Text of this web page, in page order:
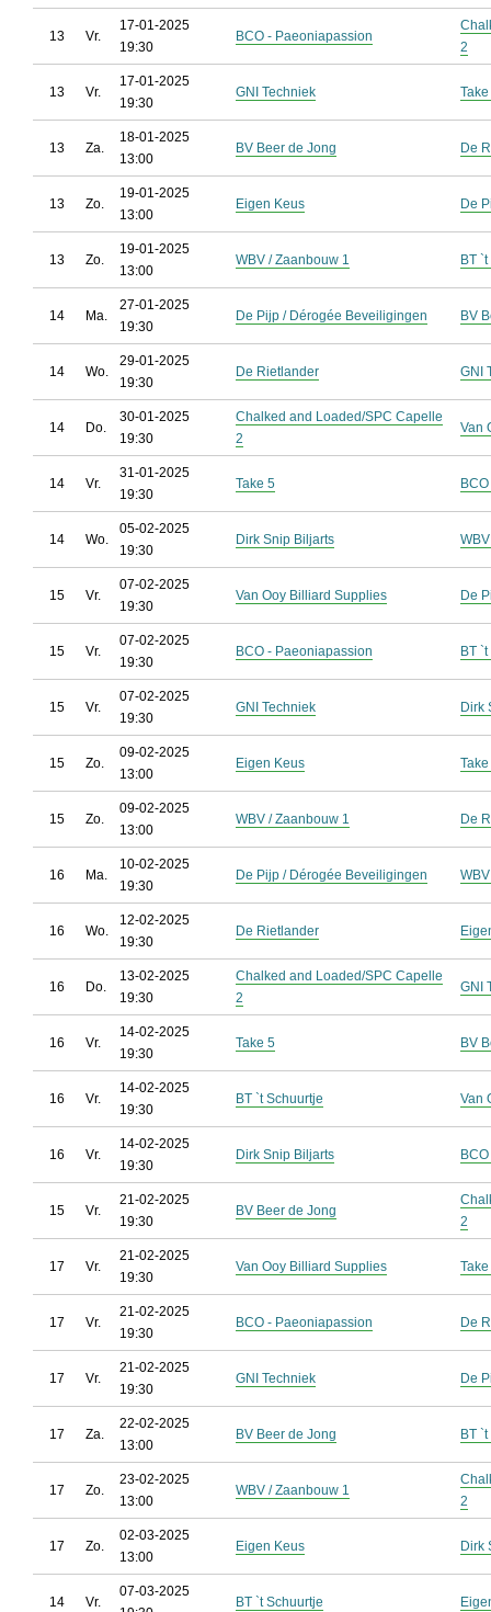
13 Vr.
17-01-2025
19:30
BCO - Paeoniapassion
2
13 Vr.
17-01-2025
19:30
GNI Techniek
13 Za.
18-01-2025
13:00
BV Beer de Jong De
13 Zo.
19-01-2025
13:00
Eigen Keus De
13 Zo.
19-01-2025
13:00
WBV / Zaanbouw 1 BT
14 Ma.
27-01-2025
19:30
De Pijp / Dérogée Beveiligingen BV
14 Wo.
29-01-2025
19:30
De Rietlander GNI
14 Do.
30-01-2025
19:30
Chalked and Loaded/SPC Capelle
2
Van
14 Vr.
31-01-2025
19:30
Take 5
14 Wo.
05-02-2025
19:30
Dirk Snip Biljarts
15 Vr.
07-02-2025
19:30
Van Ooy Billiard Supplies De
15 Vr.
07-02-2025
19:30
BCO - Paeoniapassion BT
15 Vr.
07-02-2025
19:30
GNI Techniek Dirk
15 Zo.
09-02-2025
13:00
Eigen Keus
15 Zo.
09-02-2025
13:00
WBV / Zaanbouw 1 De
16 Ma.
10-02-2025
19:30
De Pijp / Dérogée Beveiligingen
16 Wo.
12-02-2025
19:30
De Rietlander
16 Do.
13-02-2025
19:30
Chalked and Loaded/SPC Capelle
2
GNI
16 Vr.
14-02-2025
19:30
Take 5 BV
16 Vr.
14-02-2025
19:30
BT `t Schuurtje Van
16 Vr.
14-02-2025
19:30
Dirk Snip Biljarts
15 Vr.
21-02-2025
19:30
BV Beer de Jong
2
17 Vr.
21-02-2025
19:30
Van Ooy Billiard Supplies
17 Vr.
21-02-2025
19:30
BCO - Paeoniapassion De
17 Vr.
21-02-2025
19:30
GNI Techniek De
17 Za.
22-02-2025
13:00
BV Beer de Jong BT
17 Zo.
23-02-2025
13:00
WBV / Zaanbouw 1
2
17 Zo.
02-03-2025
13:00
Eigen Keus Dirk
14 Vr.
07-03-2025
BT `t Schuurtje